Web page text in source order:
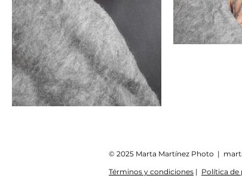
© 2025 Marta Martínez Photo |
Términos y condiciones | Política de